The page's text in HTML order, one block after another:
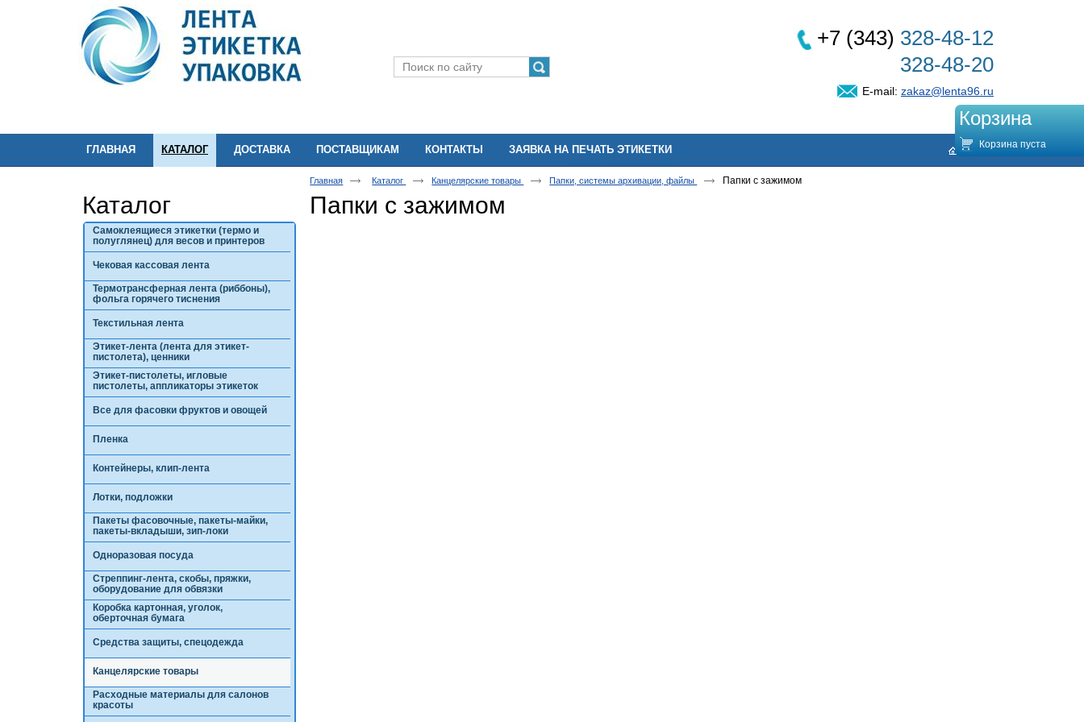
+7 (343) 328-48-12
328-48-20
E-mail: zakaz@lenta96.ru
ГЛАВНАЯ КАТАЛОГ ДОСТАВКА ПОСТАВЩИКАМ КОНТАКТЫ ЗАЯВКА НА ПЕЧАТЬ ЭТИКЕТКИ
Каталог
Самоклеящиеся этикетки (термо и
полуглянец) для весов и принтеров
Чековая кассовая лента
Термотрансферная лента (риббоны),
фольга горячего тиснения
Текстильная лента
Этикет-лента (лента для этикет-
пистолета), ценники
Этикет-пистолеты, игловые
пистолеты, аппликаторы этикеток
Все для фасовки фруктов и овощей
Пленка
Контейнеры, клип-лента
Лотки, подложки
Пакеты фасовочные, пакеты-майки,
пакеты-вкладыши, зип-локи
Одноразовая посуда
Стреппинг-лента, скобы, пряжки,
оборудование для обвязки
Коробка картонная, уголок,
оберточная бумага
Средства защиты, спецодежда
Канцелярские товары
Расходные материалы для салонов
красоты
Корзина
Корзина пуста
Главная Каталог Канцелярские товары Папки, системы архивации, файлы Папки с зажимом
Папки с зажимом